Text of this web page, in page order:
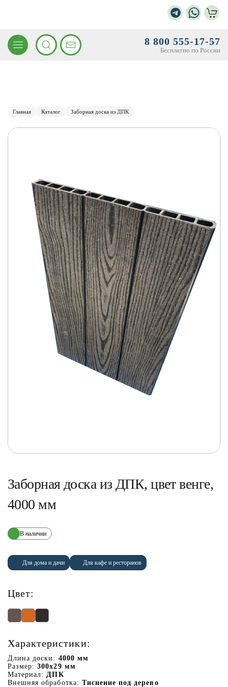
8 800 555-17-57
Бесплатно по России
Главная Каталог Заборная доска из ДПК
Заборная доска из ДПК, цвет венге,
4000 мм
В наличии
Для дома и дачи Для кафе и ресторанов
Цвет:
Характеристики:
Длина доски: 4000 мм
Размер: 300х29 мм
Материал: ДПК
Внешняя обработка: Тиснение под дерево